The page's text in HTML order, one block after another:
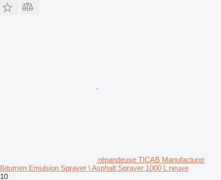
répandeuse TICAB Manufacturer
Bitumen Emulsion Sprayer \ Asphalt Sprayer 1000 L neuve
10